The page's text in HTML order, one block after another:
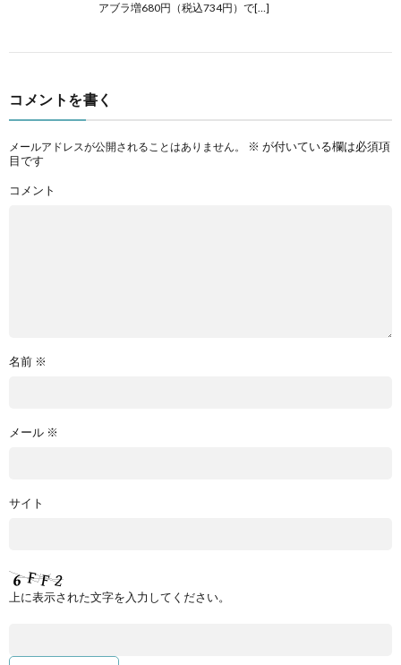
アブラ増680円（税込734円）で[…]
コメントを書く
メールアドレスが公開されることはありません。 ※ が付いている欄は必須項
目です
コメント
名前 ※
メール ※
サイト
上に表示された文字を入力してください。